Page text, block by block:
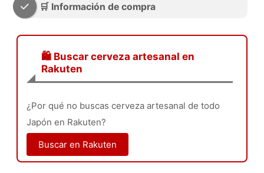
🛒 Información de compra
🛍️ Buscar cerveza artesanal en
Rakuten
¿Por qué no buscas cerveza artesanal de todo
Japón en Rakuten?
Buscar en Rakuten